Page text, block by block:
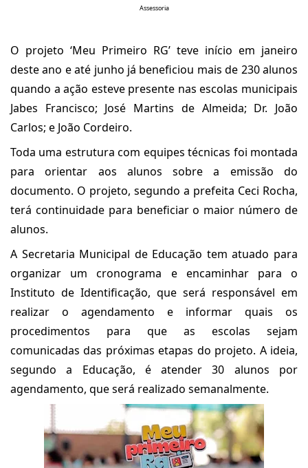
Assessoria
O projeto ‘Meu Primeiro RG’ teve início em janeiro
deste ano e até junho já beneficiou mais de 230 alunos
quando a ação esteve presente nas escolas municipais
Jabes Francisco; José Martins de Almeida; Dr. João
Carlos; e João Cordeiro.
Toda uma estrutura com equipes técnicas foi montada
para orientar aos alunos sobre a emissão do
documento. O projeto, segundo a prefeita Ceci Rocha,
terá continuidade para beneficiar o maior número de
alunos.
A Secretaria Municipal de Educação tem atuado para
organizar um cronograma e encaminhar para o
Instituto de Identificação, que será responsável em
realizar o agendamento e informar quais os
procedimentos para que as escolas sejam
comunicadas das próximas etapas do projeto. A ideia,
segundo a Educação, é atender 30 alunos por
agendamento, que será realizado semanalmente.